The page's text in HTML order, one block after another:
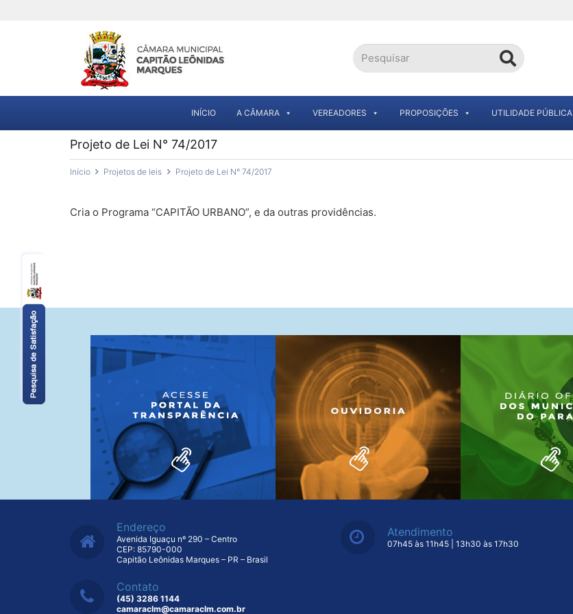
INÍCIO A CÂMARA VEREADORES PROPOSIÇÕES UTILIDADE PÚBLICA
Projeto de Lei N° 74/2017
Início Projetos de leis Projeto de Lei N° 74/2017
Cria o Programa “CAPITÃO URBANO”, e da outras providências.
Endereço
Avenida Iguaçu nº 290 – Centro
CEP: 85790-000
Capitão Leônidas Marques – PR – Brasil
Contato
(45) 3286 1144
camaraclm@camaraclm.com.br
Atendimento
07h45 às 11h45 | 13h30 às 17h30